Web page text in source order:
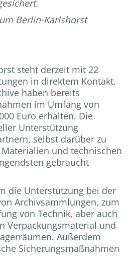
Berlin-Karlshorst
steht derzeit mit 22
in direktem Kontakt.
haben bereits
im Umfang von
Euro erhalten. Die
Unterstützung
selbst darüber zu
und technischen
gebraucht
die Unterstützung bei der
Archivsammlungen, zum
von Technik, aber auch
Verpackungsmaterial und
Außerdem
Sicherungsmaßnahmen